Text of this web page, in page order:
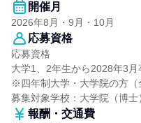
開催月
2026年8月・9月・10月
応募資格
応募資格
大学1、2年生から2028年3
※四年制大学・大学院の方（
募集対象学校：大学院（博
報酬・交通費